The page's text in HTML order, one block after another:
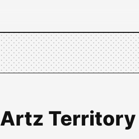
Artz Territory